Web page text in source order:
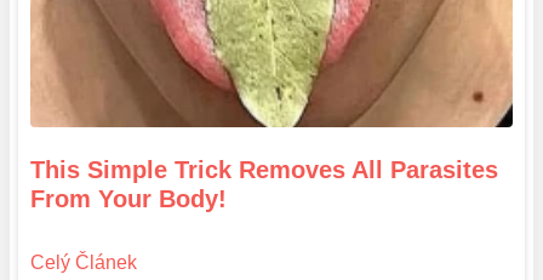
This Simple Trick Removes All Parasites
From Your Body!